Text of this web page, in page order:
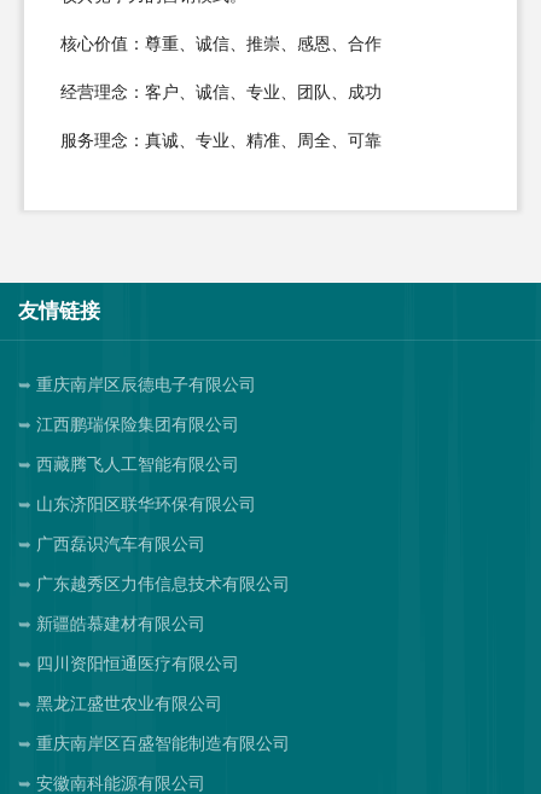
核心价值：尊重、诚信、推崇、感恩、合作
经营理念：客户、诚信、专业、团队、成功
服务理念：真诚、专业、精准、周全、可靠
友情链接
重庆南岸区辰德电子有限公司
江西鹏瑞保险集团有限公司
西藏腾飞人工智能有限公司
山东济阳区联华环保有限公司
广西磊识汽车有限公司
广东越秀区力伟信息技术有限公司
新疆皓慕建材有限公司
四川资阳恒通医疗有限公司
黑龙江盛世农业有限公司
重庆南岸区百盛智能制造有限公司
安徽南科能源有限公司